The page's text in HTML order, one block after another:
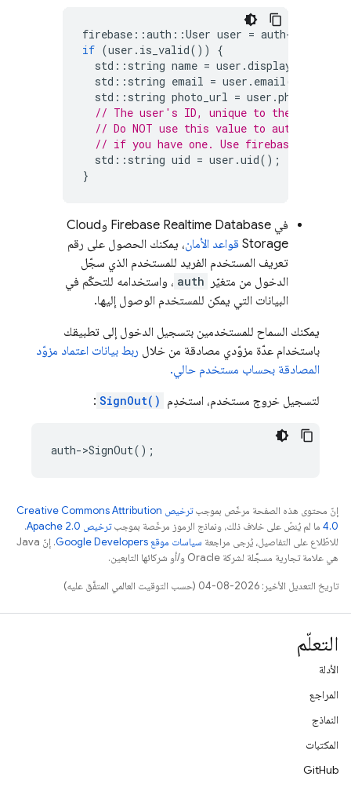
firebase ::auth ::User user = auth-
if (user . is_valid())
{
std :: string name = user .display_name
std :: string email = user . email();
std :: string photo_url = user .photo_url
// The user's ID, unique to the
// Do NOT use this value to
// if you have one. Use
std :: string uid = user .uid();
}
في Firebase Realtime Database وCloud
Storage قواعد الأمان، يمكنك الحصول على رقم
تعريف المستخدم الفريد للمستخدم الذي سجّل
الدخول من متغيّر
auth ، واستخدامه للتحكّم في
البيانات التي يمكن للمستخدم الوصول إليها.
يمكنك السماح للمستخدمين بتسجيل الدخول إلى تطبيقك
باستخدام عدّة مزوّدي مصادقة من خلال ربط بيانات اعتماد مزوّد
المصادقة بحساب مستخدم حالي.
لتسجيل خروج مستخدم، استخدِم SignOut()
:
auth->SignOut();
إنّ محتوى هذه الصفحة مرخّص بموجب
ترخيص Creative Commons Attribution
4.0‏ ما لم يُنصّ على خلاف ذلك، ونماذج الرموز مرخّصة بموجبترخيص Apache 2.0‏
.
للاطّلاع على التفاصيل، يُرجى مراجعة سياسات موقع Google Developers‏
. إنّ Java
هي علامة تجارية مسجَّلة لشركة Oracle و/أو شركائها التابعين.
تاريخ التعديل الأخير: 2026-08-04 (حسب التوقيت العالمي المتفَّق عليه)
التعلّم
الأدلة
المراجع
النماذج
المكتبات
GitHub